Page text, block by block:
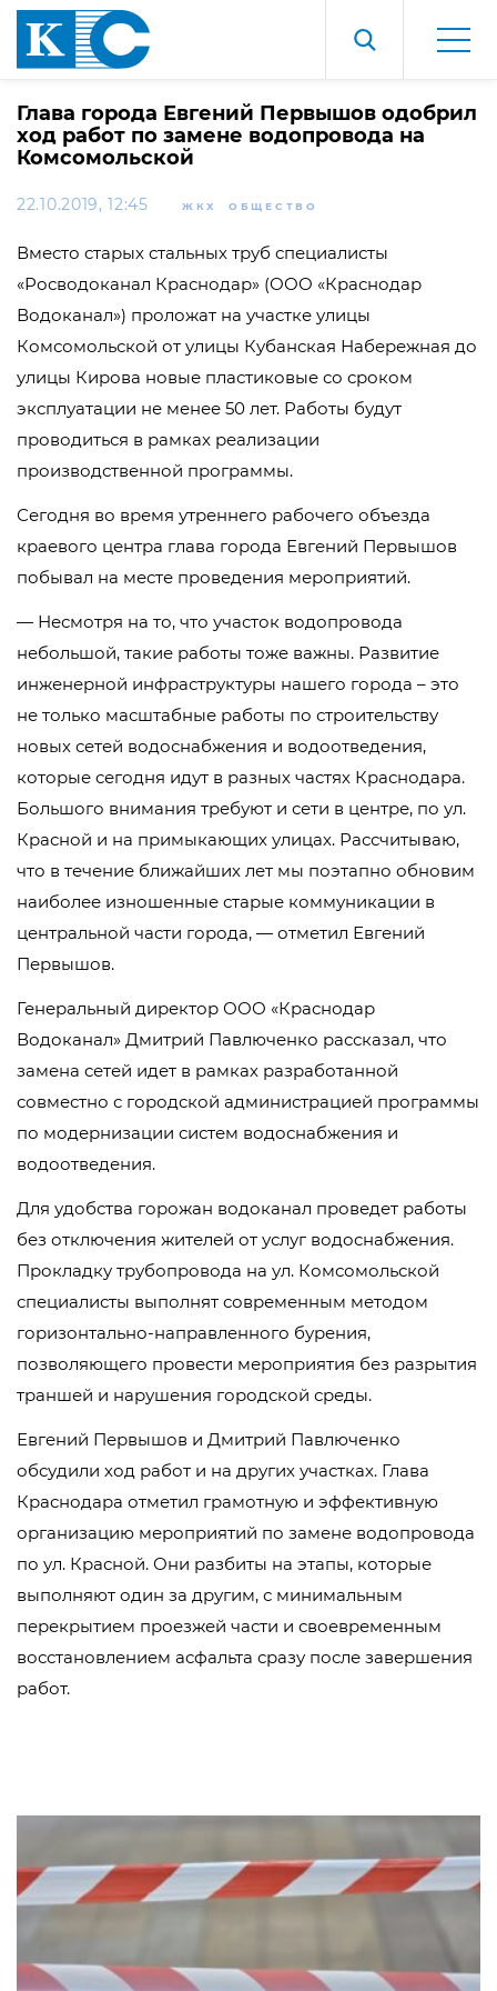
Глава города Евгений Первышов одобрил
ход работ по замене водопровода на
Комсомольской
22.10.2019, 12:45 ЖКХ ОБЩЕСТВО
Вместо старых стальных труб специалисты
«Росводоканал Краснодар» (ООО «Краснодар
Водоканал») проложат на участке улицы
Комсомольской от улицы Кубанская Набережная до
улицы Кирова новые пластиковые со сроком
эксплуатации не менее 50 лет. Работы будут
проводиться в рамках реализации
производственной программы.
Сегодня во время утреннего рабочего объезда
краевого центра глава города Евгений Первышов
побывал на месте проведения мероприятий.
— Несмотря на то, что участок водопровода
небольшой, такие работы тоже важны. Развитие
инженерной инфраструктуры нашего города – это
не только масштабные работы по строительству
новых сетей водоснабжения и водоотведения,
которые сегодня идут в разных частях Краснодара.
Большого внимания требуют и сети в центре, по ул.
Красной и на примыкающих улицах. Рассчитываю,
что в течение ближайших лет мы поэтапно обновим
наиболее изношенные старые коммуникации в
центральной части города, — отметил Евгений
Первышов.
Генеральный директор ООО «Краснодар
Водоканал» Дмитрий Павлюченко рассказал, что
замена сетей идет в рамках разработанной
совместно с городской администрацией программы
по модернизации систем водоснабжения и
водоотведения.
Для удобства горожан водоканал проведет работы
без отключения жителей от услуг водоснабжения.
Прокладку трубопровода на ул. Комсомольской
специалисты выполнят современным методом
горизонтально-направленного бурения,
позволяющего провести мероприятия без разрытия
траншей и нарушения городской среды.
Евгений Первышов и Дмитрий Павлюченко
обсудили ход работ и на других участках. Глава
Краснодара отметил грамотную и эффективную
организацию мероприятий по замене водопровода
по ул. Красной. Они разбиты на этапы, которые
выполняют один за другим, с минимальным
перекрытием проезжей части и своевременным
восстановлением асфальта сразу после завершения
работ.